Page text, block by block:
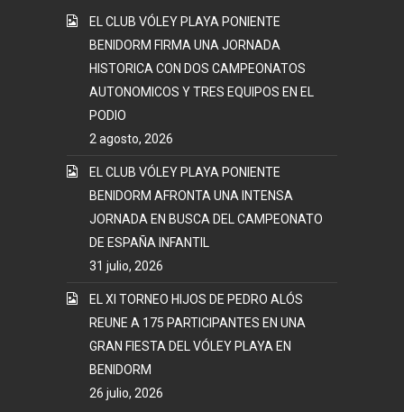
EL CLUB VÓLEY PLAYA PONIENTE
BENIDORM FIRMA UNA JORNADA
HISTORICA CON DOS CAMPEONATOS
AUTONOMICOS Y TRES EQUIPOS EN EL
PODIO
2 agosto, 2026
EL CLUB VÓLEY PLAYA PONIENTE
BENIDORM AFRONTA UNA INTENSA
JORNADA EN BUSCA DEL CAMPEONATO
DE ESPAÑA INFANTIL
31 julio, 2026
EL XI TORNEO HIJOS DE PEDRO ALÓS
REUNE A 175 PARTICIPANTES EN UNA
GRAN FIESTA DEL VÓLEY PLAYA EN
BENIDORM
26 julio, 2026